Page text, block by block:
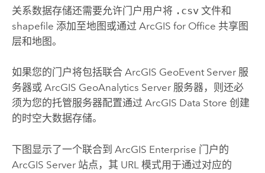
关系数据存储还需要允许门户用户将 .csv文件和
shapefile 添加至地图或通过 ArcGIS for Office 共享图
层和地图。
如果您的门户将包括联合 ArcGIS GeoEvent Server服
务器或 ArcGIS GeoAnalytics Server服务器，则还必
须为您的托管服务器配置通过 ArcGIS Data Store 创建
的时空大数据存储。
下图显示了一个联合到 ArcGIS Enterprise 门户的
ArcGIS Server站点，其 URL 模式用于通过对应的